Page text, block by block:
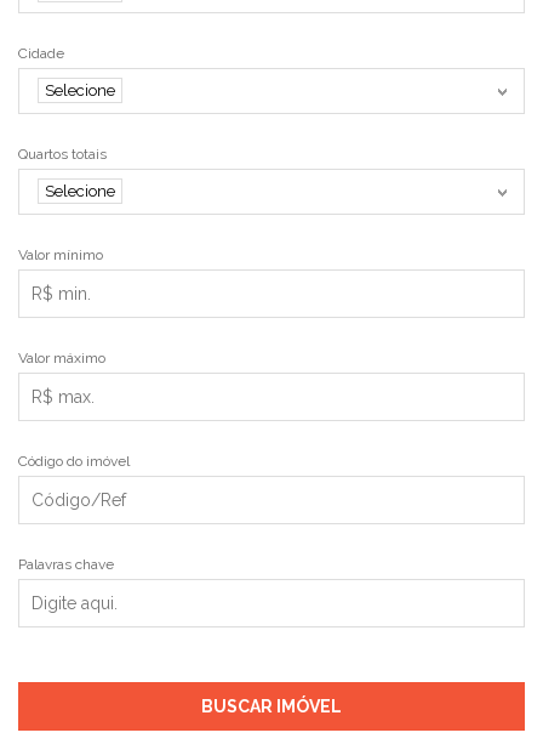
Cidade
Selecione
Quartos totais
Selecione
Valor mínimo
Valor máximo
Código do imóvel
Palavras chave
BUSCAR IMÓVEL